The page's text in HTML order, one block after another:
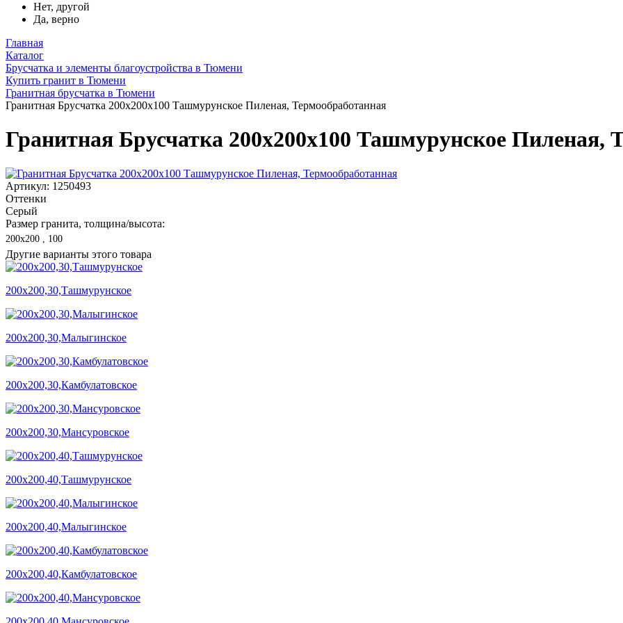
Нет, другой
Да, верно
Главная
Каталог
Брусчатка и элементы благоустройства в Тюмени
Купить гранит в Тюмени
Гранитная брусчатка в Тюмени
Гранитная Брусчатка 200х200x100 Ташмурунское Пиленая, Термообработанная
Гранитная Брусчатка 200х200x100 Ташмурунское Пиленая,
Артикул: 1250493
Оттенки
Серый
Размер гранита, толщина/высота:
200х200 , 100
Другие варианты этого товара
200х200,30,Ташмурунское
200х200,30,Малыгинское
200х200,30,Камбулатовское
200х200,30,Мансуровское
200х200,40,Ташмурунское
200х200,40,Малыгинское
200х200,40,Камбулатовское